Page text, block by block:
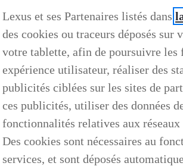
Lexus et ses Partenaires listés dans
des cookies ou traceurs déposés
votre tablette, afin de poursuivre
expérience utilisateur, réaliser des
publicités ciblées sur les sites de
ces publicités, utiliser des données
fonctionnalités relatives aux réseaux
Des cookies sont nécessaires au
services, et sont déposés